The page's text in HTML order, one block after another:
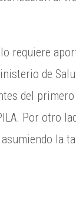
requiere
de
del
Por otro
la